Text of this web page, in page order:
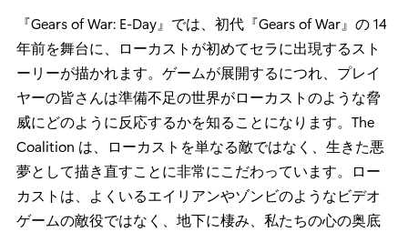
『Gears of War: E-Day』では、初代『Gears of War』の 14
年前を舞台に、ローカストが初めてセラに出現するスト
ーリーが描かれます。ゲームが展開するにつれ、プレイ
ヤーの皆さんは準備不足の世界がローカストのような脅
威にどのように反応するかを知ることになります。The
Coalition は、ローカストを単なる敵ではなく、生きた悪
夢として描き直すことに非常にこだわっています。ロー
カストは、よくいるエイリアンやゾンビのようなビデオ
ゲームの敵役ではなく、地下に棲み、私たちの心の奥底